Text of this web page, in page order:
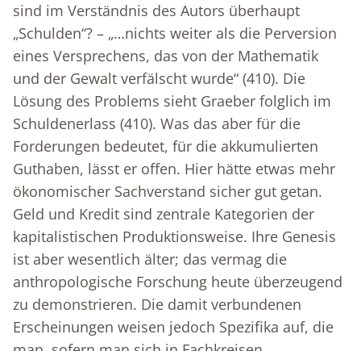
sind im Verständnis des Autors überhaupt
„Schulden“? – „…nichts weiter als die Perversion
eines Versprechens, das von der Mathematik
und der Gewalt verfälscht wurde“ (410). Die
Lösung des Problems sieht Graeber folglich im
Schuldenerlass (410). Was das aber für die
Forderungen bedeutet, für die akkumulierten
Guthaben, lässt er offen. Hier hätte etwas mehr
ökonomischer Sachverstand sicher gut getan.
Geld und Kredit sind zentrale Kategorien der
kapitalistischen Produktionsweise. Ihre Genesis
ist aber wesentlich älter; das vermag die
anthropologische Forschung heute überzeugend
zu demonstrieren. Die damit verbundenen
Erscheinungen weisen jedoch Spezifika auf, die